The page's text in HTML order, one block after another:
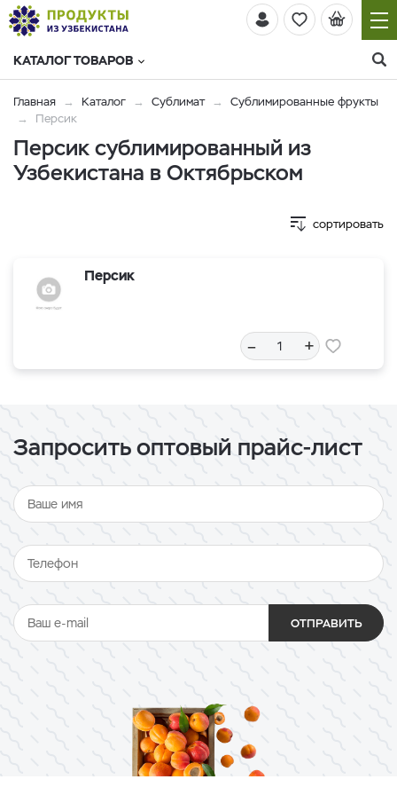
КАТАЛОГ ТОВАРОВ
Главная Каталог Сублимат
Сублимированные фрукты
Персик
Персик сублимированный из
Узбекистана в Октябрьском
сортировать
Персик
– +
Запросить оптовый прайс-лист
ОТПРАВИТЬ